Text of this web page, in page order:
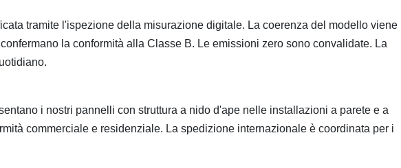
tramite l'ispezione della misurazione digitale. La coerenza del modello viene
la conformità alla Classe B. Le emissioni zero sono convalidate. La
i nostri pannelli con struttura a nido d'ape nelle installazioni a parete e a
commerciale e residenziale. La spedizione internazionale è coordinata per i